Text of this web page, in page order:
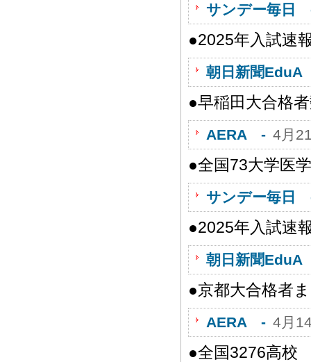
サンデー毎日
●2025年入試速
朝日新聞
●早稲田大合格
AERA - 4月
●全国73大学医
サンデー毎日
●2025年入試速
朝日新聞
●京都大合格者
AERA - 4月
●全国3276高校